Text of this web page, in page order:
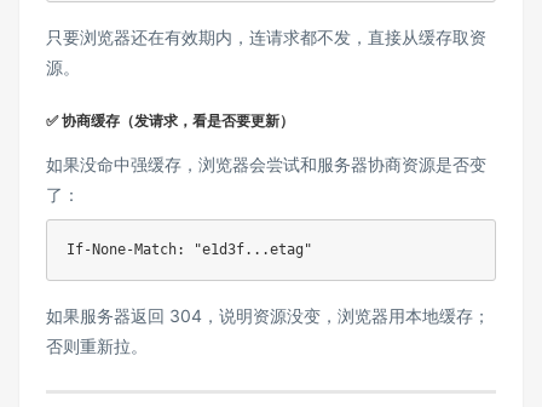
只要浏览器还在有效期内，连请求都不发，直接从缓存取资
源。
✅ 协商缓存（发请求，看是否要更新）
如果没命中强缓存，浏览器会尝试和服务器协商资源是否变
了：
If-None-Match: "e1d3f...etag"
如果服务器返回 304，说明资源没变，浏览器用本地缓存；
否则重新拉。